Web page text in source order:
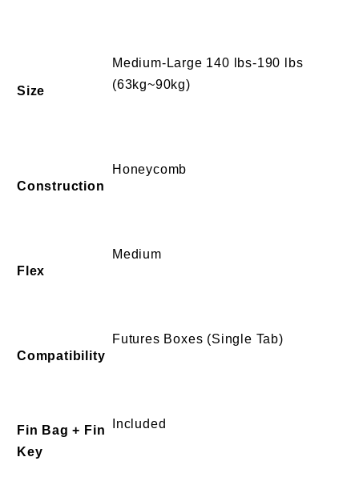
Size
Medium-Large 140 lbs-190 lbs
(63kg~90kg)
Construction
Honeycomb
Flex
Medium
Compatibility
Futures Boxes (Single Tab)
Fin Bag + Fin
Key
Included